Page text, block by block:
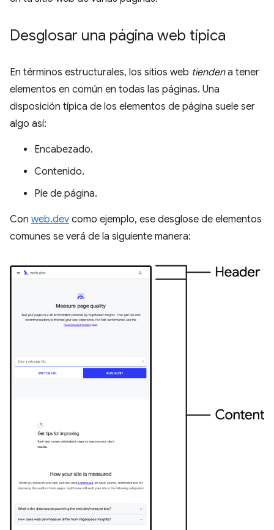
Desglosar una página web típica
En términos estructurales, los sitios web tiendena tener
elementos en común en todas las páginas. Una
disposición típica de los elementos de página suele ser
algo así:
Encabezado.
Contenido.
Pie de página.
Con web.dev como ejemplo, ese desglose de elementos
comunes se verá de la siguiente manera: